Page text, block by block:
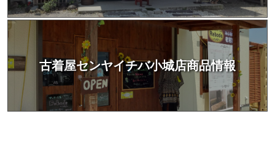
古着屋センヤイチバ小城店商品情報